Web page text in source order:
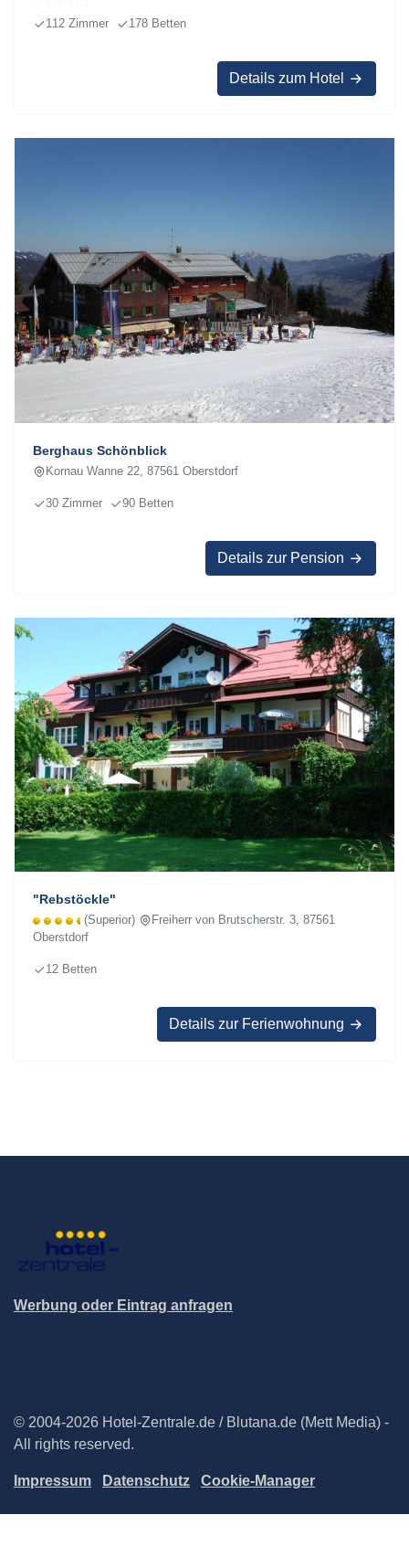
112 Zimmer 178 Betten
Details zum Hotel
Berghaus Schönblick
Kornau Wanne 22, 87561 Oberstdorf
30 Zimmer 90 Betten
Details zur Pension
"Rebstöckle"
(Superior)
Freiherr von Brutscherstr. 3, 87561
Oberstdorf
12 Betten
Details zur Ferienwohnung
Werbung oder Eintrag anfragen
© 2004-2026 Hotel-Zentrale.de / Blutana.de (Mett Media) -
All rights reserved.
Impressum Datenschutz Cookie-Manager